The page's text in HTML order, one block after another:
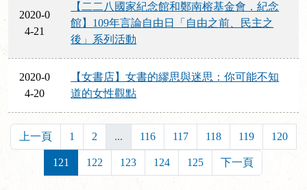
2020-0
4-21
【二二八國家紀念館和鄭南榕基金會．紀念
館】109年言論自由日「自由之前、民主之
後」系列活動
2020-0
4-20
【女書店】女書的繆思與迷思：你可能不知
道的女性觀點
上一頁 1 2 ... 116 117 118 119 120
121 122 123 124 125 下一頁